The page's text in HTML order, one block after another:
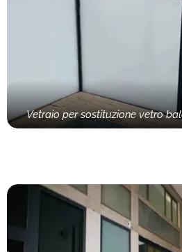
Vetraio per sostituzione vetro